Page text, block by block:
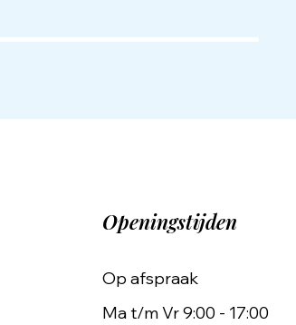
Openingstijden
Op afspraak
Ma t/m Vr 9:00 - 17:00